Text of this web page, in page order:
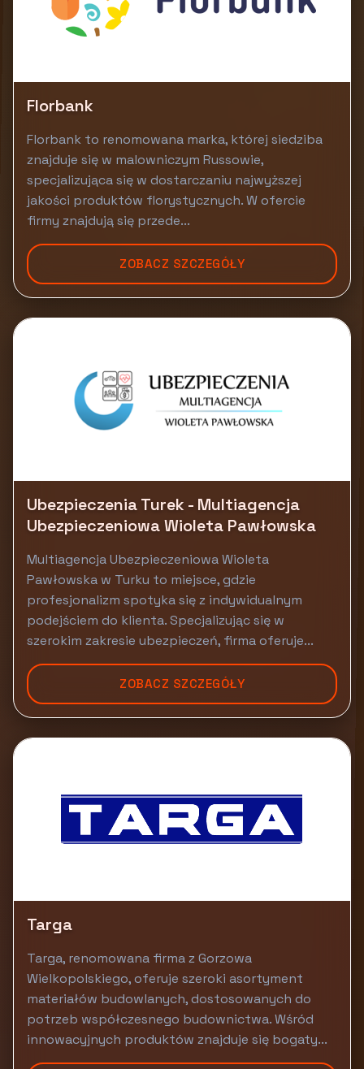
Florbank
Florbank to renomowana marka, której siedziba
znajduje się w malowniczym Russowie,
specjalizująca się w dostarczaniu najwyższej
jakości produktów florystycznych. W ofercie
firmy znajdują się przede...
ZOBACZ SZCZEGÓŁY
Ubezpieczenia Turek - Multiagencja
Ubezpieczeniowa Wioleta Pawłowska
Multiagencja Ubezpieczeniowa Wioleta
Pawłowska w Turku to miejsce, gdzie
profesjonalizm spotyka się z indywidualnym
podejściem do klienta. Specjalizując się w
szerokim zakresie ubezpieczeń, firma oferuje...
ZOBACZ SZCZEGÓŁY
Targa
Targa, renomowana firma z Gorzowa
Wielkopolskiego, oferuje szeroki asortyment
materiałów budowlanych, dostosowanych do
potrzeb współczesnego budownictwa. Wśród
innowacyjnych produktów znajduje się bogaty...